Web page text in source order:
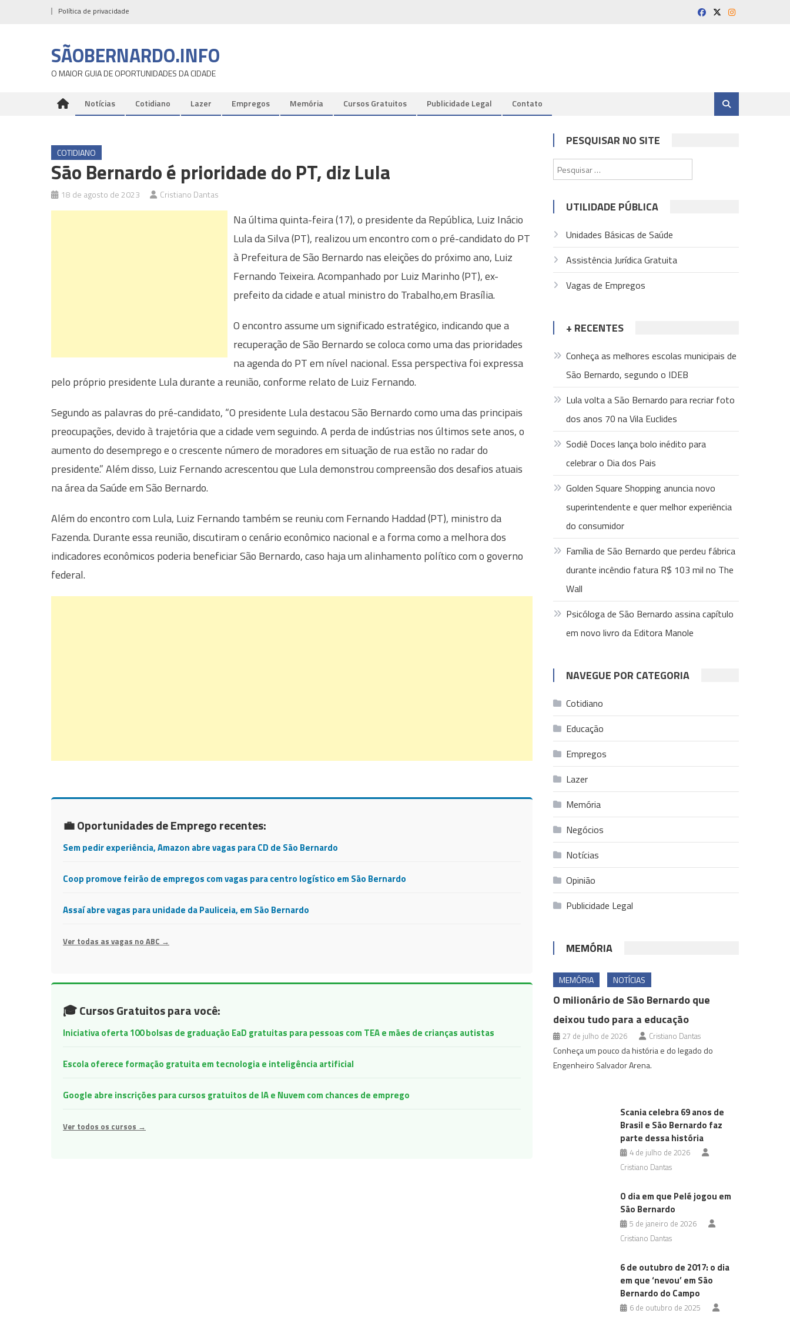
Política de privacidade
SÃOBERNARDO.INFO
O MAIOR GUIA DE OPORTUNIDADES DA CIDADE
Notícias Cotidiano Lazer Empregos Memória Cursos Gratuitos Publicidade Legal Contato
COTIDIANO
São Bernardo é prioridade do PT, diz Lula
18 de agosto de 2023 Cristiano Dantas
Na última quinta-feira (17), o presidente da República, Luiz Inácio
Lula da Silva (PT), realizou um encontro com o pré-candidato do PT
à Prefeitura de São Bernardo nas eleições do próximo ano, Luiz
Fernando Teixeira. Acompanhado por Luiz Marinho (PT), ex-
prefeito da cidade e atual ministro do Trabalho,em Brasília.
O encontro assume um significado estratégico, indicando que a
recuperação de São Bernardo se coloca como uma das prioridades
na agenda do PT em nível nacional. Essa perspectiva foi expressa
pelo próprio presidente Lula durante a reunião, conforme relato de Luiz Fernando.
Segundo as palavras do pré-candidato, “O presidente Lula destacou São Bernardo como uma das principais
preocupações, devido à trajetória que a cidade vem seguindo. A perda de indústrias nos últimos sete anos, o
aumento do desemprego e o crescente número de moradores em situação de rua estão no radar do
presidente.” Além disso, Luiz Fernando acrescentou que Lula demonstrou compreensão dos desafios atuais
na área da Saúde em São Bernardo.
Além do encontro com Lula, Luiz Fernando também se reuniu com Fernando Haddad (PT), ministro da
Fazenda. Durante essa reunião, discutiram o cenário econômico nacional e a forma como a melhora dos
indicadores econômicos poderia beneficiar São Bernardo, caso haja um alinhamento político com o governo
federal.
💼 Oportunidades de Emprego recentes:
Sem pedir experiência, Amazon abre vagas para CD de São Bernardo
Coop promove feirão de empregos com vagas para centro logístico em São Bernardo
Assaí abre vagas para unidade da Pauliceia, em São Bernardo
Ver todas as vagas no ABC →
🎓 Cursos Gratuitos para você:
Iniciativa oferta 100 bolsas de graduação EaD gratuitas para pessoas com TEA e mães de crianças autistas
Escola oferece formação gratuita em tecnologia e inteligência artificial
Google abre inscrições para cursos gratuitos de IA e Nuvem com chances de emprego
Ver todos os cursos →
PESQUISAR NO SITE
por:
UTILIDADE PÚBLICA
Unidades Básicas de Saúde
Assistência Jurídica Gratuita
Vagas de Empregos
+ RECENTES
Conheça as melhores escolas municipais de
São Bernardo, segundo o IDEB
Lula volta a São Bernardo para recriar foto
dos anos 70 na Vila Euclides
Sodiê Doces lança bolo inédito para
celebrar o Dia dos Pais
Golden Square Shopping anuncia novo
superintendente e quer melhor experiência
do consumidor
Família de São Bernardo que perdeu fábrica
durante incêndio fatura R$ 103 mil no The
Wall
Psicóloga de São Bernardo assina capítulo
em novo livro da Editora Manole
NAVEGUE POR CATEGORIA
Cotidiano
Educação
Empregos
Lazer
Memória
Negócios
Notícias
Opinião
Publicidade Legal
MEMÓRIA
MEMÓRIA NOTÍCIAS
O milionário de São Bernardo que
deixou tudo para a educação
27 de julho de 2026 Cristiano Dantas
Conheça um pouco da história e do legado do
Engenheiro Salvador Arena.
Scania celebra 69 anos de
Brasil e São Bernardo faz
parte dessa história
4 de julho de 2026
Cristiano Dantas
O dia em que Pelé jogou em
São Bernardo
5 de janeiro de 2026
Cristiano Dantas
6 de outubro de 2017: o dia
em que ‘nevou’ em São
Bernardo do Campo
6 de outubro de 2025